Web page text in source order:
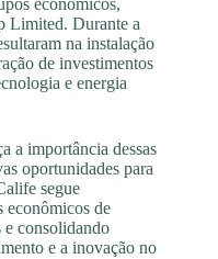
econômicos,
Limited. Durante a
na instalação
de investimentos
e energia
a importância dessas
oportunidades para
segue
econômicos de
e consolidando
e a inovação no